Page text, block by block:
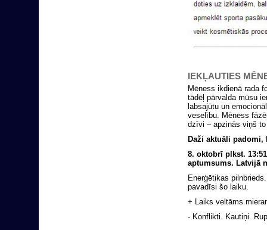
IEKĻAUTIES
Mēness ikdienā rada
tādēļ pārvalda mūsu
labsajūtu un
veselību. Mēness
dzīvi – apzinās viņš
Daži aktuāli padomi,
8. oktobrī plkst.
aptumsums. Latvijā
Enerģētikas
pavadīsi šo laiku.
+ Laiks veltāms
- Konflikti. Kautiņi.